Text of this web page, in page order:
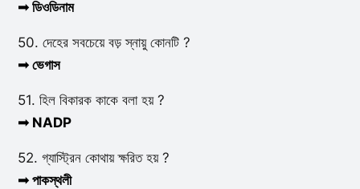
➟ ডিওডিনাম
50. দেহের সবচেয়ে বড় স্নায়ু কোনটি ?
➟ ভেগাস
51. হিল বিকারক কাকে বলা হয় ?
➟ NADP
52. গ্যাস্ট্রিন কোথায় ক্ষরিত হয় ?
➟ পাকস্থলী